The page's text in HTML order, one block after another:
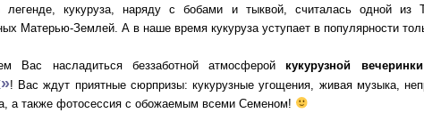
легенде, кукуруза, наряду с бобами и тыквой, считалась одной из
Матерью-Землей. А в наше время кукуруза уступает в популярности
Вас насладиться беззаботной атмосферойкукурузной вечеринки
! Вас ждут приятные сюрпризы: кукурузные угощения, живая музыка,
а также фотосессия с обожаемым всеми Семеном!